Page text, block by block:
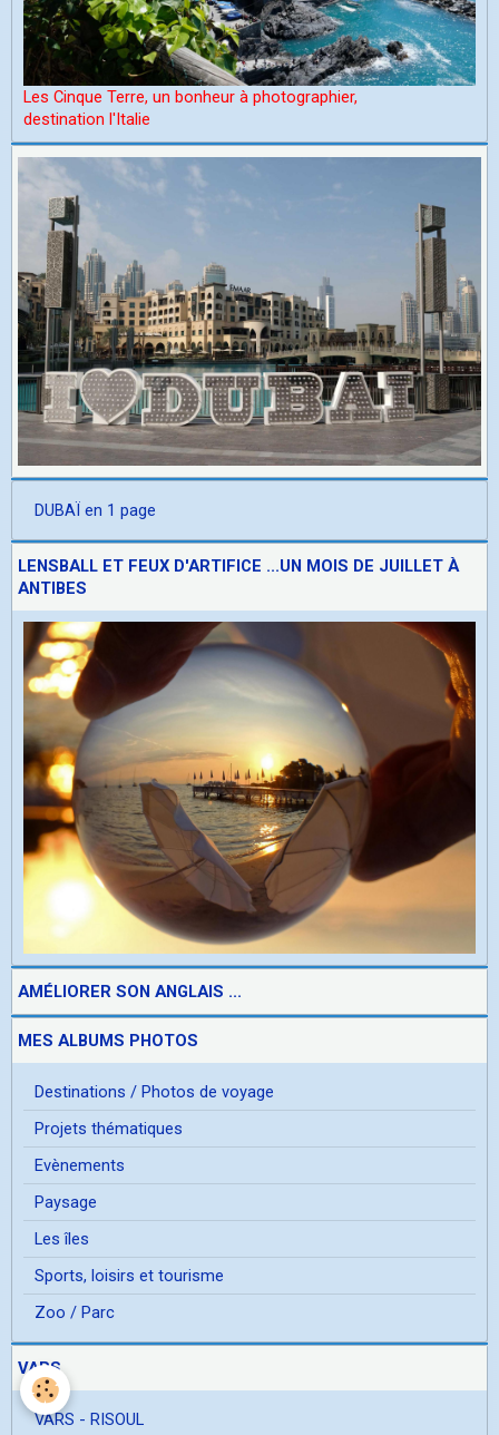
Les Cinque Terre, un bonheur à photographier,
destination l'Italie
DUBAÏ en 1 page
LENSBALL ET FEUX D'ARTIFICE ...UN MOIS DE JUILLET À
ANTIBES
AMÉLIORER SON ANGLAIS ...
MES ALBUMS PHOTOS
Destinations / Photos de voyage
Projets thématiques
Evènements
Paysage
Les îles
Sports, loisirs et tourisme
Zoo / Parc
VARS
VARS - RISOUL